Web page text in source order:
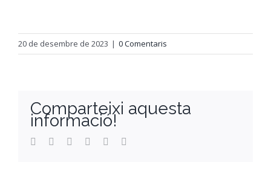
Orientació
20 de desembre de 2023 | 0 Comentaris
Comparteixi aquesta
informació!
Facebook
TwitterReddit LinkedInWhatsApp